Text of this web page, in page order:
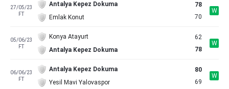
27/05/23
FT
Antalya Kepez Dokuma
Emlak Konut
78
70
W
05/06/23
FT
Konya Atayurt
Antalya Kepez Dokuma
62
78
W
06/06/23
FT
Antalya Kepez Dokuma
Yesil Mavi Yalovaspor
80
69
W